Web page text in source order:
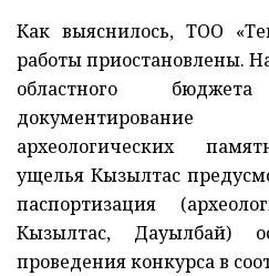
Как выяснилось, ТОО
работы приостановлены.
областного
документирование
археологических
ущелья Кызылтас
паспортизация
Кызылтас, Дауылбай)
проведения конкурса в